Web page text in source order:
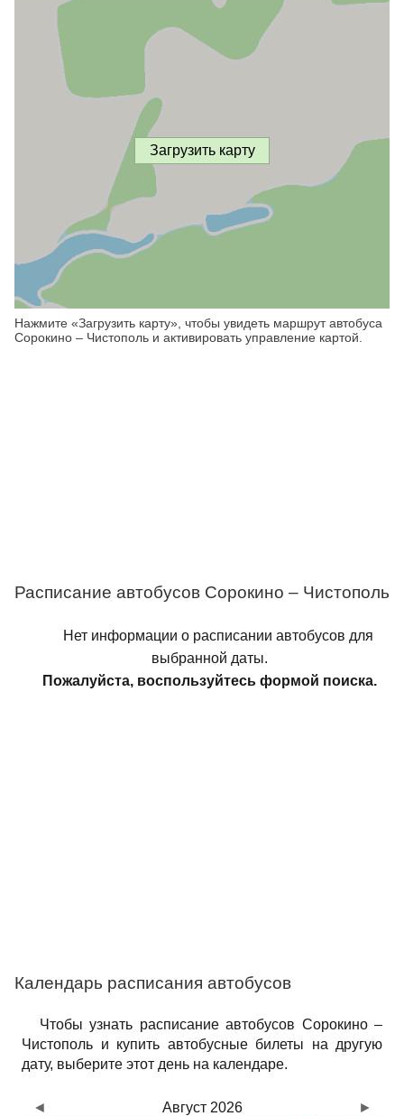
Загрузить карту
Нажмите «Загрузить карту», чтобы увидеть маршрут автобуса
Сорокино – Чистополь и активировать управление картой.
Расписание автобусов Сорокино – Чистополь
Нет информации о расписании автобусов для
выбранной даты.
Пожалуйста, воспользуйтесь формой поиска.
Календарь расписания автобусов
Чтобы узнать расписание автобусов Сорокино –
Чистополь и купить автобусные билеты на другую
дату, выберите этот день на календаре.
Август 2026
◄ ►